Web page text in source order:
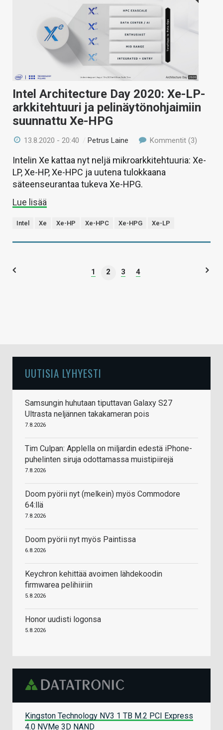
Intel Architecture Day 2020: Xe-LP-
arkkitehtuuri ja pelinäytönohjaimiin
suunnattu Xe-HPG
13.8.2020 - 20:40 /Petrus Laine Kommentit (3)
Intelin Xe kattaa nyt neljä mikroarkkitehtuuria: Xe-
LP, Xe-HP, Xe-HPC ja uutena tulokkaana
säteenseurantaa tukeva Xe-HPG.
Lue lisää
Intel Xe Xe-HP Xe-HPC Xe-HPG Xe-LP
1 2 3 4
UUTISIA LYHYESTI
Samsungin huhutaan tiputtavan Galaxy S27
Ultrasta neljännen takakameran pois
7.8.2026
Tim Culpan: Applella on miljardin edestä iPhone-
puhelinten siruja odottamassa muistipiirejä
7.8.2026
Doom pyörii nyt (melkein) myös Commodore
64:llä
7.8.2026
Doom pyörii nyt myös Paintissa
6.8.2026
Keychron kehittää avoimen lähdekoodin
firmwarea pelihiiriin
5.8.2026
Honor uudisti logonsa
5.8.2026
Kingston Technology NV3 1 TB M.2 PCI Express
4.0 NVMe 3D NAND